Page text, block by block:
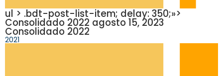
ul > .bdt-post-list-item; delay: 350;»>
Consolidado 2022 agosto 15, 2023
Consolidado 2022
2021